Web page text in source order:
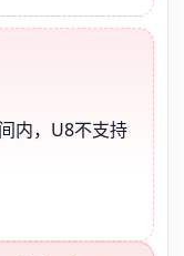
内，U8不支持